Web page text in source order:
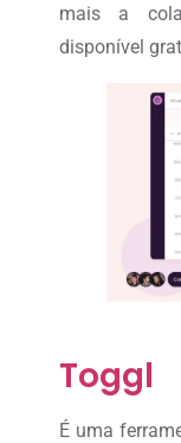
mais a
disponível
Toggl
É uma